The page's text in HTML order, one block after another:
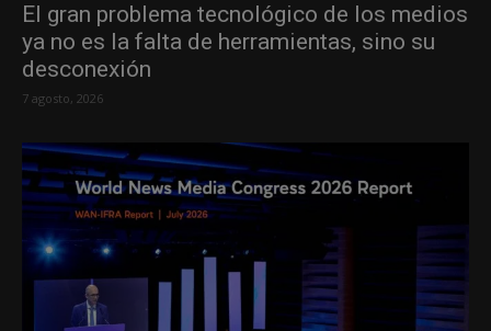
El gran problema tecnológico de los medios
ya no es la falta de herramientas, sino su
desconexión
7 agosto, 2026